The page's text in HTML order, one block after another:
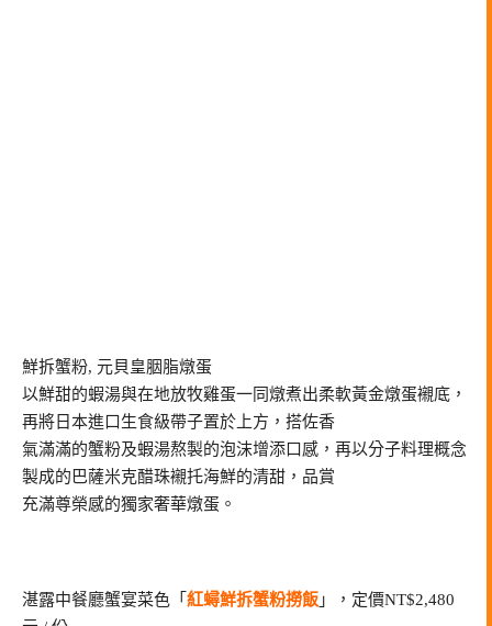
鮮拆蟹粉, 元貝皇胭脂燉蛋
以鮮甜的蝦湯與在地放牧雞蛋一同燉煮出柔軟黃金燉蛋襯底，
再將日本進口生食級帶子置於上方，搭佐香
氣滿滿的蟹粉及蝦湯熬製的泡沫增添口感，再以分子料理概念
製成的巴薩米克醋珠襯托海鮮的清甜，品賞
充滿尊榮感的獨家奢華燉蛋。
湛露中餐廳蟹宴菜色「 紅蟳鮮拆蟹粉撈飯 」，定價NT$2,480